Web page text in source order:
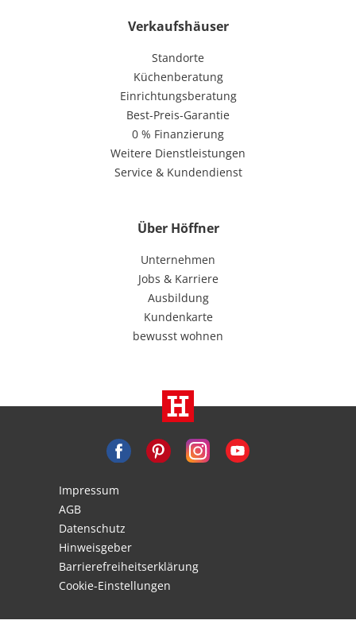
Verkaufshäuser
Standorte
Küchenberatung
Einrichtungsberatung
Best-Preis-Garantie
0 % Finanzierung
Weitere Dienstleistungen
Service & Kundendienst
Über Höffner
Unternehmen
Jobs & Karriere
Ausbildung
Kundenkarte
bewusst wohnen
Impressum
AGB
Datenschutz
Hinweisgeber
Barrierefreiheitserklärung
Cookie-Einstellungen